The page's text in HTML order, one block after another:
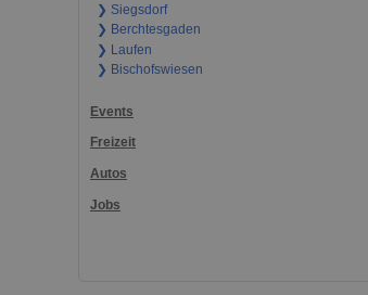
❯ Siegsdorf
❯ Berchtesgaden
❯ Laufen
❯ Bischofswiesen
Events
Freizeit
Autos
Jobs